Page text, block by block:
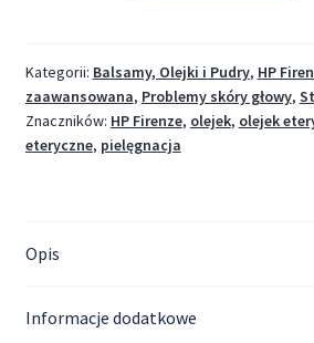
Kategorii: Balsamy, Olejki i Pudry, HP
zaawansowana, Problemy skóry głowy,
Znaczników: HP Firenze, olejek, olejek
eteryczne, pielęgnacja
Opis
Informacje dodatkowe